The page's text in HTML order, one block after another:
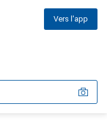
Vers l'app